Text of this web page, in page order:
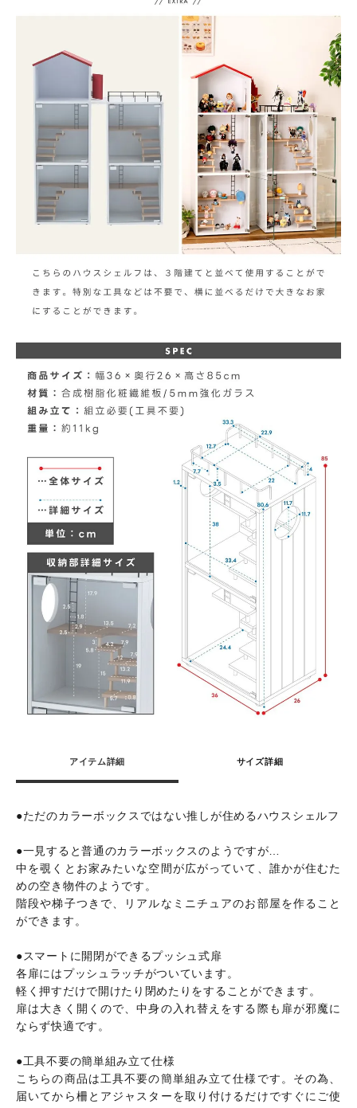
アイテム詳細 サイズ詳細
●ただのカラーボックスではない推しが住めるハウスシェルフ
●一見すると普通のカラーボックスのようですが…
中を覗くとお家みたいな空間が広がっていて、誰かが住むた
めの空き物件のようです。
階段や梯子つきで、リアルなミニチュアのお部屋を作ること
ができます。
●スマートに開閉ができるプッシュ式扉
各扉にはプッシュラッチがついています。
軽く押すだけで開けたり閉めたりをすることができます。
扉は大きく開くので、中身の入れ替えをする際も扉が邪魔に
ならず快適です。
●工具不要の簡単組み立て仕様
こちらの商品は工具不要の簡単組み立て仕様です。その為、
届いてから柵とアジャスターを取り付けるだけですぐにご使